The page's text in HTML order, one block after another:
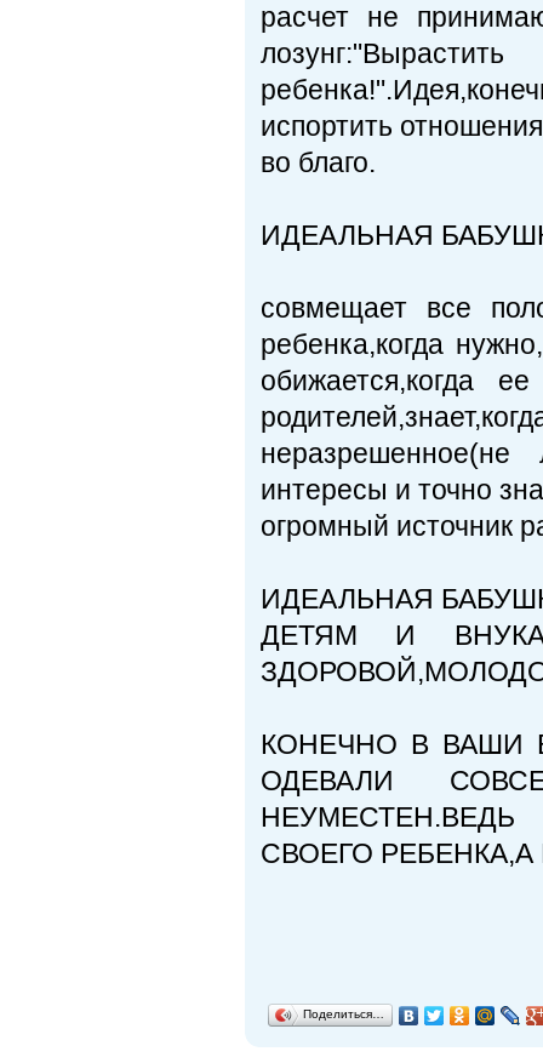
расчет не
испортить
во благо.
ИДЕАЛЬНАЯ
совмещает все
ребенка,когда
обижается,когда
неразрешенное(не
интересы и точно
огромный источник
ИДЕАЛЬНАЯ
ДЕТЯМ И
КОНЕЧНО В ВАШИ
ОДЕВАЛИ
СВОЕГО
Поделиться…